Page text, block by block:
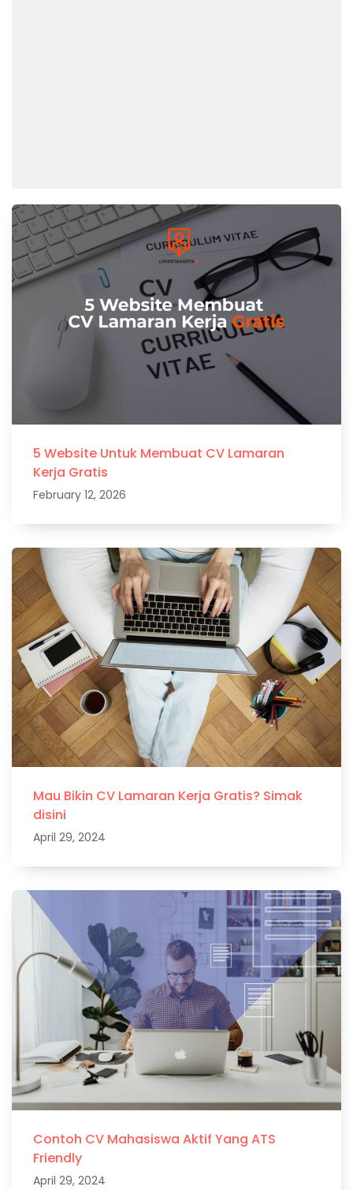
5 Website Untuk Membuat CV Lamaran
Kerja Gratis
February 12, 2026
Mau Bikin CV Lamaran Kerja Gratis? Simak
disini
April 29, 2024
Contoh CV Mahasiswa Aktif Yang ATS
Friendly
April 29, 2024